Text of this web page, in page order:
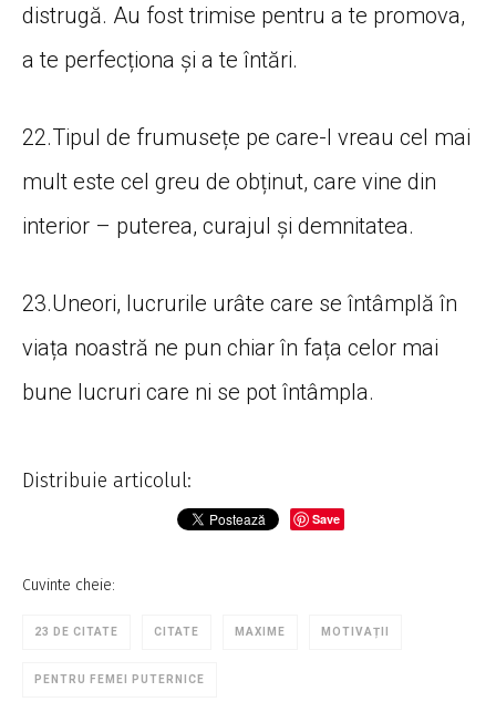
distrugă. Au fost trimise pentru a te promova,
a te perfecționa și a te întări.
22.Tipul de frumusețe pe care-l vreau cel mai
mult este cel greu de obținut, care vine din
interior – puterea, curajul și demnitatea.
23.Uneori, lucrurile urâte care se întâmplă în
viața noastră ne pun chiar în fața celor mai
bune lucruri care ni se pot întâmpla.
Distribuie articolul:
Save
Cuvinte cheie:
23 DE CITATE CITATE MAXIME MOTIVAȚII
PENTRU FEMEI PUTERNICE